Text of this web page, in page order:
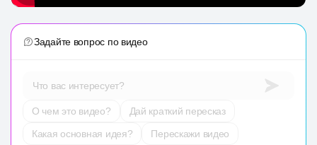
Задайте вопрос по видео
Что вас интересует?
О чем это видео?
Дай краткий пересказ
Какая основная идея?
Перескажи видео